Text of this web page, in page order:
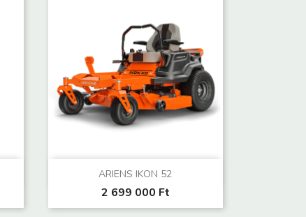
ARIENS IKON 52
2 699 000 Ft
Előnézet